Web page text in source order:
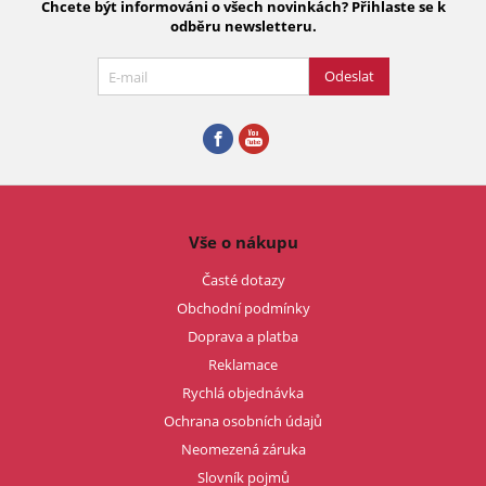
Chcete být informováni o všech novinkách? Přihlaste se k
odběru newsletteru.
Odeslat
Vše o nákupu
Časté dotazy
Obchodní podmínky
Doprava a platba
Reklamace
Rychlá objednávka
Ochrana osobních údajů
Neomezená záruka
Slovník pojmů